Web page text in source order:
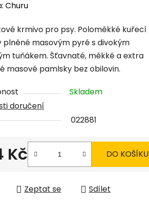
Churu
krmivo pro psy. Poloměkké kuřecí
plněné masovým pyré s divokým
tuňákem. Šťavnaté, měkké a extra
masové pamlsky bez obilovin.
Skladem
doručení
022881
Kč DO KOŠÍKU
Zeptat se Sdílet